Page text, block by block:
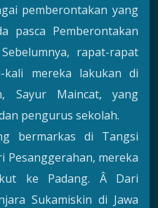
pemberontakan yang
pasca Pemberontakan
rapat-rapat
kali mereka lakukan di
Sayur Maincat, yang
pengurus sekolah.
bermarkas di Tangsi
Pesanggerahan, mereka
ke Padang. Â Dari
Sukamiskin di Jawa